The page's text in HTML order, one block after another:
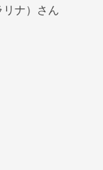
ナ）さん